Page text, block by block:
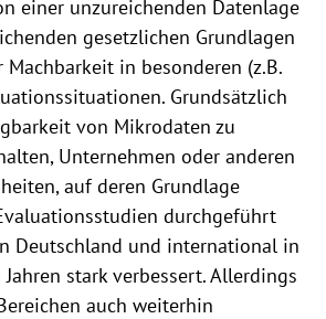
einer unzureichenden Datenlage
gesetzlichen Grundlagen
in besonderen (z.B.
Grundsätzlich
von Mikrodaten zu
Unternehmen oder anderen
auf deren Grundlage
durchgeführt
Deutschland und international in
stark verbessert. Allerdings
auch weiterhin